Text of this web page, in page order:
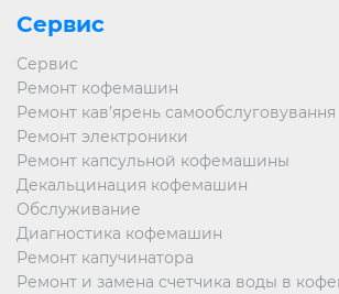
Сервис
Сервис
Ремонт кофемашин
Ремонт кав’ярень самообслуговування
Ремонт электроники
Ремонт капсульной кофемашины
Декальцинация кофемашин
Обслуживание
Диагностика кофемашин
Ремонт капучинатора
Ремонт и замена счетчика воды в